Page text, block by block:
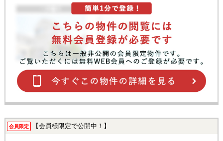
会員限定 【会員様限定で公開中！】